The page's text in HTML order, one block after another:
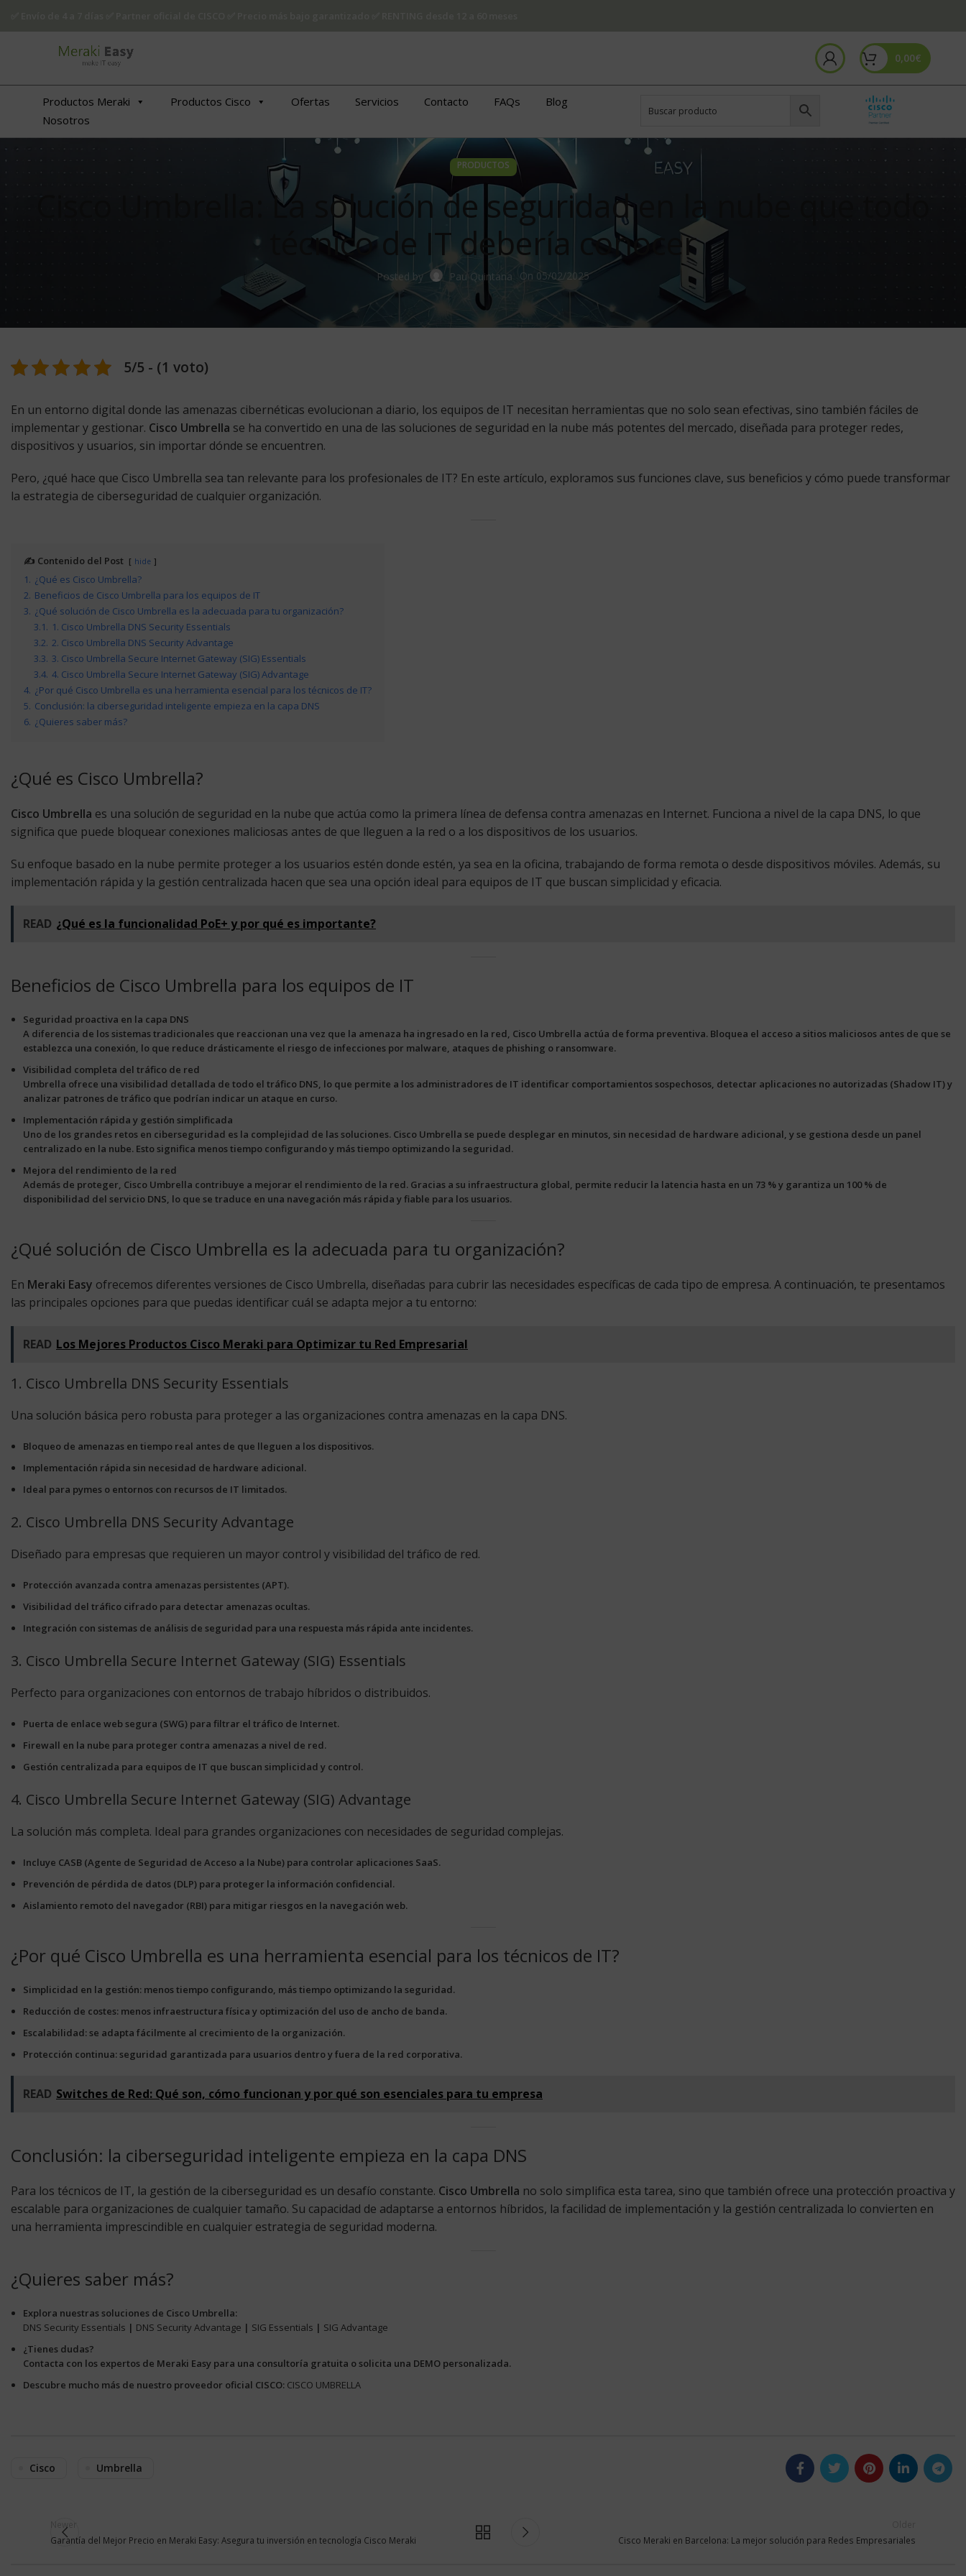
0,00€
Productos Meraki Productos Cisco Ofertas Servicios Contacto FAQs
Blog
Nosotros
PRODUCTOS
Cisco Umbrella: La solución de seguridad en la nube que todo
técnico de IT debería conocer
Posted by Pau Quintana On 05/02/2025
5/5 - (1 voto)
En un entorno digital donde las amenazas cibernéticas evolucionan a diario, los equipos de IT necesitan herramientas que no solo sean efectivas, sino también fáciles de
implementar y gestionar. Cisco Umbrella se ha convertido en una de las soluciones de seguridad en la nube más potentes del mercado, diseñada para proteger redes,
dispositivos y usuarios, sin importar dónde se encuentren.
Pero, ¿qué hace que Cisco Umbrella sea tan relevante para los profesionales de IT? En este artículo, exploramos sus funciones clave, sus beneficios y cómo puede transformar
la estrategia de ciberseguridad de cualquier organización.
✍️ Contenido del Post hide
1. ¿Qué es Cisco Umbrella?
2. Beneficios de Cisco Umbrella para los equipos de IT
3. ¿Qué solución de Cisco Umbrella es la adecuada para tu organización?
3.1. 1. Cisco Umbrella DNS Security Essentials
3.2. 2. Cisco Umbrella DNS Security Advantage
3.3. 3. Cisco Umbrella Secure Internet Gateway (SIG) Essentials
3.4. 4. Cisco Umbrella Secure Internet Gateway (SIG) Advantage
4. ¿Por qué Cisco Umbrella es una herramienta esencial para los técnicos de IT?
5. Conclusión: la ciberseguridad inteligente empieza en la capa DNS
6. ¿Quieres saber más?
¿Qué es Cisco Umbrella?
Cisco Umbrella es una solución de seguridad en la nube que actúa como la primera línea de defensa contra amenazas en Internet. Funciona a nivel de la capa DNS, lo que
significa que puede bloquear conexiones maliciosas antes de que lleguen a la red o a los dispositivos de los usuarios.
Su enfoque basado en la nube permite proteger a los usuarios estén donde estén, ya sea en la oficina, trabajando de forma remota o desde dispositivos móviles. Además, su
implementación rápida y la gestión centralizada hacen que sea una opción ideal para equipos de IT que buscan simplicidad y eficacia.
READ ¿Qué es la funcionalidad PoE+ y por qué es importante?
Beneficios de Cisco Umbrella para los equipos de IT
Seguridad proactiva en la capa DNS
A diferencia de los sistemas tradicionales que reaccionan una vez que la amenaza ha ingresado en la red, Cisco Umbrella actúa de forma preventiva. Bloquea el acceso a sitios maliciosos antes de que se
establezca una conexión, lo que reduce drásticamente el riesgo de infecciones por malware, ataques de phishing o ransomware.
Visibilidad completa del tráfico de red
Umbrella ofrece una visibilidad detallada de todo el tráfico DNS, lo que permite a los administradores de IT identificar comportamientos sospechosos, detectar aplicaciones no autorizadas (Shadow IT) y
analizar patrones de tráfico que podrían indicar un ataque en curso.
Implementación rápida y gestión simplificada
Uno de los grandes retos en ciberseguridad es la complejidad de las soluciones. Cisco Umbrella se puede desplegar en minutos, sin necesidad de hardware adicional, y se gestiona desde un panel
centralizado en la nube. Esto significa menos tiempo configurando y más tiempo optimizando la seguridad.
Mejora del rendimiento de la red
Además de proteger, Cisco Umbrella contribuye a mejorar el rendimiento de la red. Gracias a su infraestructura global, permite reducir la latencia hasta en un 73 % y garantiza un 100 % de
disponibilidad del servicio DNS, lo que se traduce en una navegación más rápida y fiable para los usuarios.
¿Qué solución de Cisco Umbrella es la adecuada para tu organización?
En Meraki Easy ofrecemos diferentes versiones de Cisco Umbrella, diseñadas para cubrir las necesidades específicas de cada tipo de empresa. A continuación, te presentamos
las principales opciones para que puedas identificar cuál se adapta mejor a tu entorno:
READ Los Mejores Productos Cisco Meraki para Optimizar tu Red Empresarial
1. Cisco Umbrella DNS Security Essentials
Una solución básica pero robusta para proteger a las organizaciones contra amenazas en la capa DNS.
Bloqueo de amenazas en tiempo real antes de que lleguen a los dispositivos.
Implementación rápida sin necesidad de hardware adicional.
Ideal para pymes o entornos con recursos de IT limitados.
2. Cisco Umbrella DNS Security Advantage
Diseñado para empresas que requieren un mayor control y visibilidad del tráfico de red.
Protección avanzada contra amenazas persistentes (APT).
Visibilidad del tráfico cifrado para detectar amenazas ocultas.
Integración con sistemas de análisis de seguridad para una respuesta más rápida ante incidentes.
3. Cisco Umbrella Secure Internet Gateway (SIG) Essentials
Perfecto para organizaciones con entornos de trabajo híbridos o distribuidos.
Puerta de enlace web segura (SWG) para filtrar el tráfico de Internet.
Firewall en la nube para proteger contra amenazas a nivel de red.
Gestión centralizada para equipos de IT que buscan simplicidad y control.
4. Cisco Umbrella Secure Internet Gateway (SIG) Advantage
La solución más completa. Ideal para grandes organizaciones con necesidades de seguridad complejas.
Incluye CASB (Agente de Seguridad de Acceso a la Nube) para controlar aplicaciones SaaS.
Prevención de pérdida de datos (DLP) para proteger la información confidencial.
Aislamiento remoto del navegador (RBI) para mitigar riesgos en la navegación web.
¿Por qué Cisco Umbrella es una herramienta esencial para los técnicos de IT?
Simplicidad en la gestión: menos tiempo configurando, más tiempo optimizando la seguridad.
Reducción de costes: menos infraestructura física y optimización del uso de ancho de banda.
Escalabilidad: se adapta fácilmente al crecimiento de la organización.
Protección continua: seguridad garantizada para usuarios dentro y fuera de la red corporativa.
READ Switches de Red: Qué son, cómo funcionan y por qué son esenciales para tu empresa
Conclusión: la ciberseguridad inteligente empieza en la capa DNS
Para los técnicos de IT, la gestión de la ciberseguridad es un desafío constante. Cisco Umbrella no solo simplifica esta tarea, sino que también ofrece una protección proactiva y
escalable para organizaciones de cualquier tamaño. Su capacidad de adaptarse a entornos híbridos, la facilidad de implementación y la gestión centralizada lo convierten en
una herramienta imprescindible en cualquier estrategia de seguridad moderna.
¿Quieres saber más?
Explora nuestras soluciones de Cisco Umbrella:
DNS Security Essentials | DNS Security Advantage | SIG Essentials | SIG Advantage
¿Tienes dudas?
Contacta con los expertos de Meraki Easy para una consultoría gratuita o solicita una DEMO personalizada.
Descubre mucho más de nuestro proveedor oficial CISCO: CISCO UMBRELLA
Cisco Umbrella
Newer
Garantía del Mejor Precio en Meraki Easy: Asegura tu inversión en tecnología Cisco Meraki
Cisco Meraki en Barcelona: La mejor solución para Redes Empresariales